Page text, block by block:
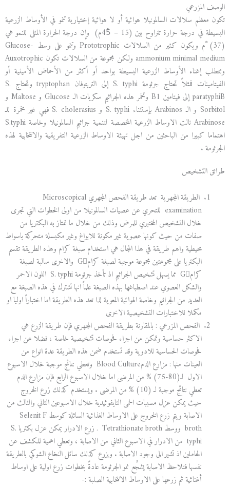
الوصف المزرعي
تكون معظم سلالات السالمونيلا هوائية أو لا هوائية إختيارية تنمو في الأوساط الزرعية
البسيطة في درجة حرارة تتراوح بين (15 – 45ْم) وإن درجة الحرارة المثلى للنمو هي
(37) ْم ويكون كثير من السلالات Prototrophic وتنمو على وسط Glucose-
ammonium minimal medium ولكن مجموعة من السلالات تكون Auxotrophic
وتتطلب إغناء الأوساط الزرعية البسيطة بواحد أو أكثر من الأحماض الأمينية أو
الفيتامينات فمثلاً تحتاج جرثومة S. typhi إلى التربتوفان tryptophan وتحتاج S.
paratyphiB إلى فيتامين B1 وتخمر هذه الجراثيم سكريات الـ Glucose و Maltose و
Sorbitol و الـ Arabinos بإستثناء S. typhi و S. cholerasius فهي غير مخمرة للـ
Arabinose نالت الاوساط الزرعية المخصصة لتنمية جراثيم السالمونيلا وخاصة S.typhi
اهتماما كبيرا من الباحثين من اجل تهيئة الاوساط الزرعية التفريقية والانتخابية لهذه
الجرثومة .
طرائق التشخيص
الطريقة المجهرية تعد طريقة الفحص المجهري Microscopical
examination للتحري عن عصيات السالمونيلا من اولى الخطوات التي تجرى
خلال التشخيص المختبري للمرض وذلك من خلال ما تمتاز به البكتريا من
صفات من حيث كونها عصوية غير مكونة للابواغ وغير مكبسلة متحركة باسواط
محيطية واهم طريقة في هذا المجال هي استخدام صبغة كرام وهذه الطريقة تقسم
البكتريا على مجموعتين مجموعة موجبة لصبغة كرامG والاخرى سالبة لصبغة
كرامG مما يسهل تشخيص الجراثيم اذ تأخذ جرثومة S. typhi اللون الاحمر
والشكل العصوي عند اصطباغها بهذه الصبغة علماً انها تشترك في هذه الصبغة مع
العديد من الجراثيم وخاصة الهوائية المعوية لذا تعد هذه الطريقة اما اختباراً اوليا او
مكملا للاختبارات التشخيصية الاخرى
الفحص المزرعي : بالمقارنة بطريقة الفحص المجهري فإن طريقة الزرع هي
الاكثر حساسية وتمكن من اجراء فحوصات تشخيصية خاصة ، فضلا عن اجراء
فحوصات الحساسية للادوية وقد تستخدم ضمن هذه الطريقة عدة انواع من
العينات منها : مزارع الدمBlood Culture وتعطي نتائج موجبة خلال الاسبوع
الاول لـ(80-75) % من المرضى اما خلال الاسبوع الرابع فإن مزارع الدم
تعطي نتائج موجبة لـ (10) % من المرضى . ويستخدم كذلك زرع الخروج
حيث يمكن عزل مسببات الحمى التايفوئيدية خلال الاسبوعين الثاني والثالث من
الاصابة ويتم زرع الخروج على الاوساط الغذائية السائلة كوسط Selenit F
broth ووسط Tetrathionate broth . زرع الادرار يمكن عزل بكتريا S.
typhi من الادرار في الاسبوع الثاني من الاصابة ، وتعطي اهمية للكشف عن
الحاملين اذ تشير الى وجود الاصابة . ويزرع كذلك سائل النخاع الشوكي بالطريقة
نفسها فتلاحظ الاصابة يشجَّع نمو الجرثومة عادةً بخطوات زرع اولية على اوساط
أغنائية ثم زرعها على الاوساط الانتخابية الصلبة :-